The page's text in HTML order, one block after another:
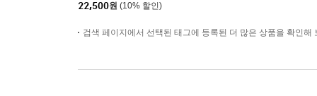
22,500원 (10% 할인)
검색 페이지에서 선택된 태그에 등록된 더 많은 상품을 확인해